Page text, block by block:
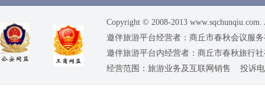
Copyright © 2008-2013
邀伴旅游平台经营者：商丘市春秋会议服
邀伴旅游平台内经营者：商丘市春秋旅行
经营范围：旅游业务及互联网销售 投诉